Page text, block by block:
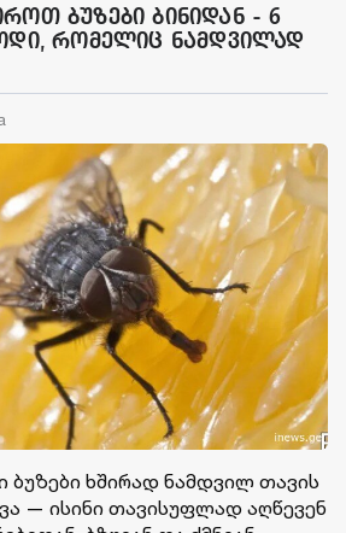
ბუზები ბინიდან - 6
რომელიც ნამდვილად
ბუზები ხშირად ნამდვილ თავის
— ისინი თავისუფლად აღწევენ